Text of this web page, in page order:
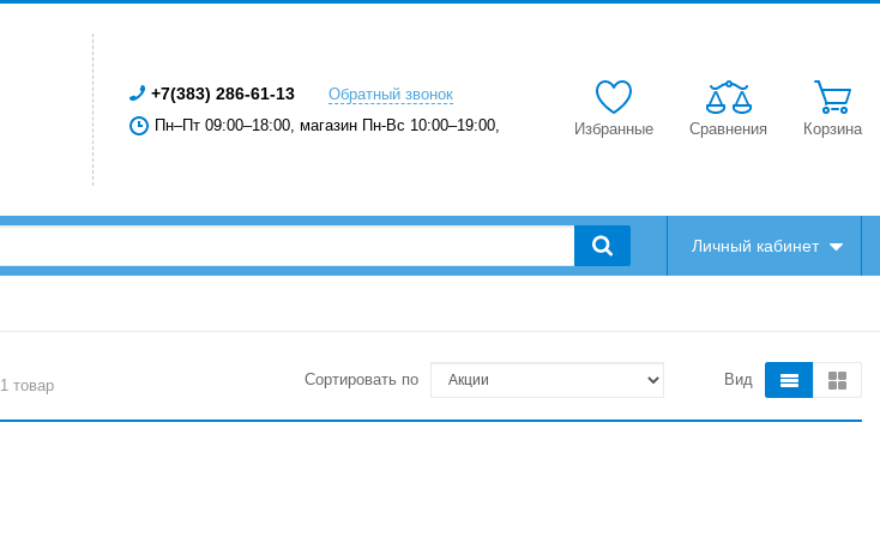
+7(383) 286-61-13
Обратный звонок
Пн–Пт 09:00–18:00, магазин Пн-Вс 10:00–19:00,
Избранные Сравнения Корзина
Личный кабинет
1 товар Сортировать по Вид